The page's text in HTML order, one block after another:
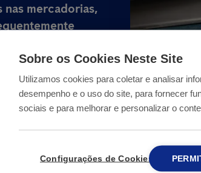
nas mercadorias,
Sobre os Cookies Neste Site
Utilizamos cookies para coletar e analisar
desempenho e o uso do site, para fornecer
sociais e para melhorar e personalizar o
Configurações de Cookies